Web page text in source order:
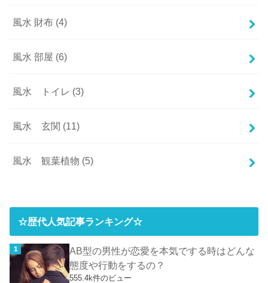
風水 財布 (4)
風水 部屋 (6)
風水 トイレ (3)
風水 玄関 (11)
風水 観葉植物 (5)
☆歴代人気記事ランキング☆
AB型の男性が恋愛を本気でする時はどんな
態度や行動をするの？
555.4k件のビュー